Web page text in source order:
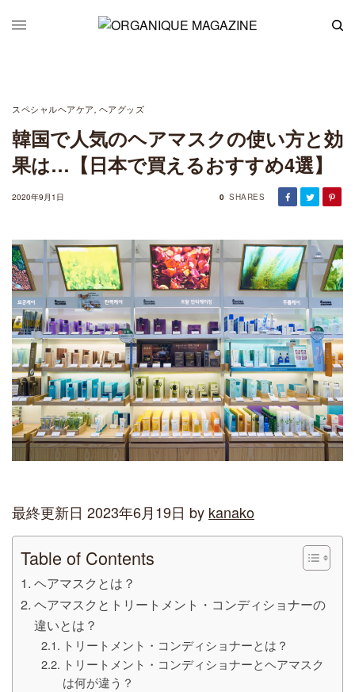
スペシャルヘアケア, ヘアグッズ
韓国で人気のヘアマスクの使い方と効
果は…【日本で買えるおすすめ4選】
2020年9月1日 0 SHARES
最終更新日 2023年6月19日 by kanako
Table of Contents
ヘアマスクとは？
ヘアマスクとトリートメント・コンディショナーの
違いとは？
トリートメント・コンディショナーとは？
トリートメント・コンディショナーとヘアマスク
は何が違う？